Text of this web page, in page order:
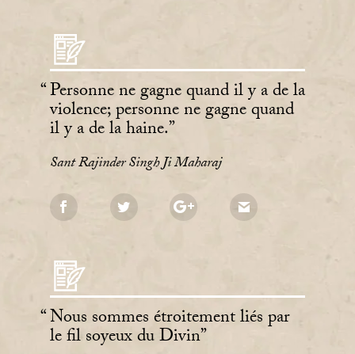
Personne ne gagne quand il y a de la
violence; personne ne gagne quand
il y a de la haine.
Sant Rajinder Singh Ji Maharaj
Nous sommes étroitement liés par
le fil soyeux du Divin